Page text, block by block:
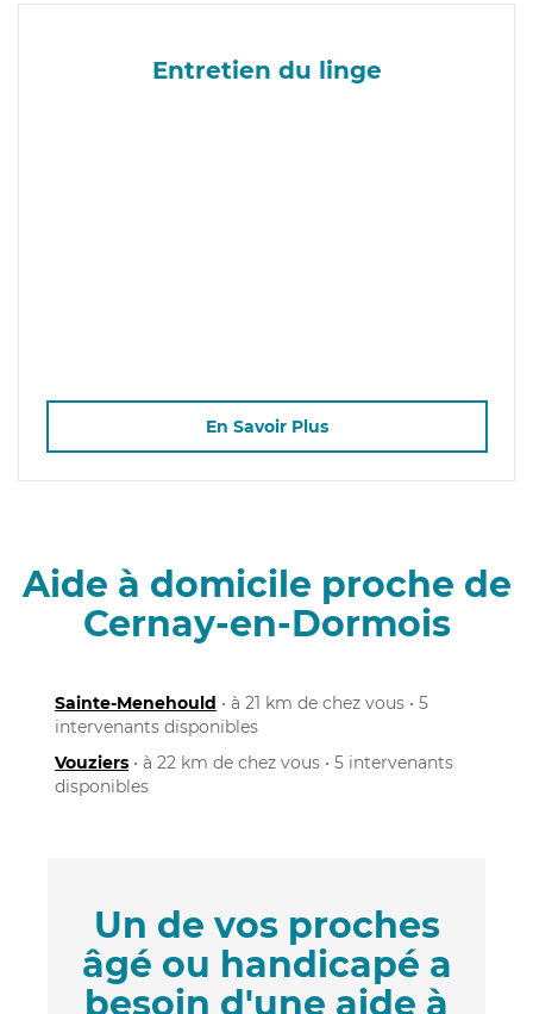
Entretien du linge
En Savoir Plus
Aide à domicile proche de
Cernay-en-Dormois
Sainte-Menehould • à 21 km de chez vous • 5
intervenants disponibles
Vouziers • à 22 km de chez vous • 5 intervenants
disponibles
Un de vos proches
âgé ou handicapé a
besoin d'une aide à